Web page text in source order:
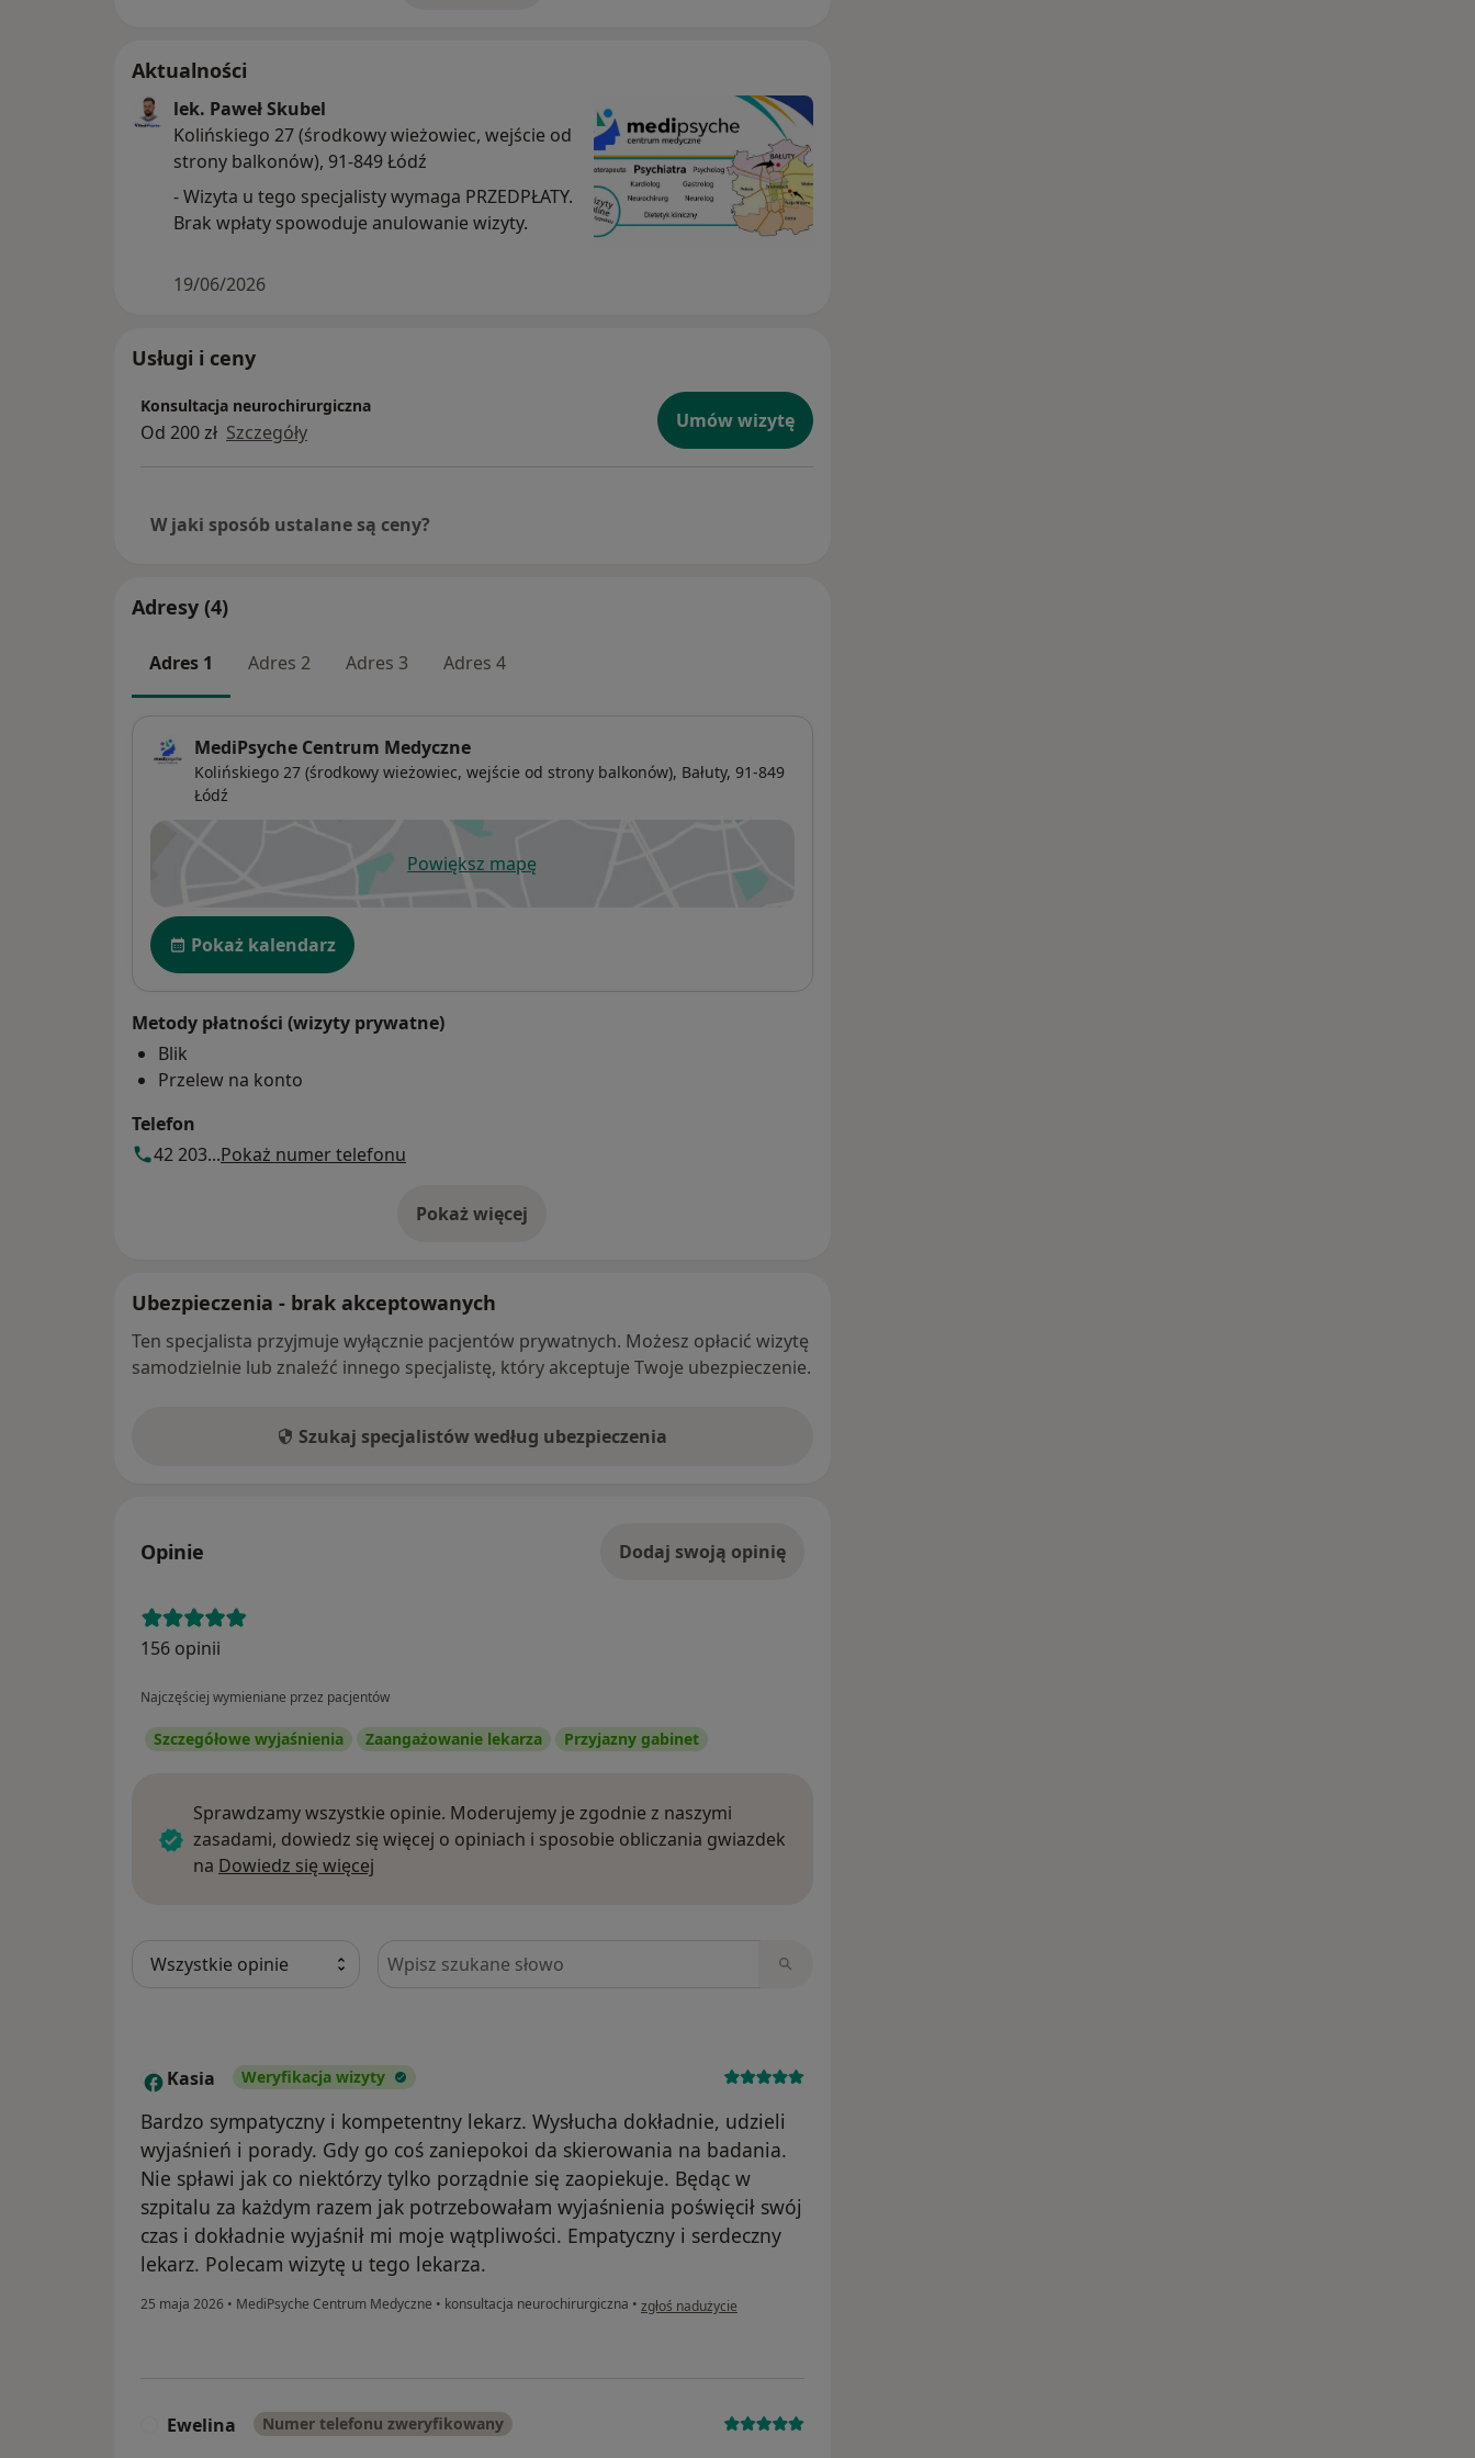
Aktualności
lek. Paweł Skubel
Kolińskiego 27 (środkowy wieżowiec, wejście od
strony balkonów), 91-849 Łódź
- Wizyta u tego specjalisty wymaga PRZEDPŁATY.
Brak wpłaty spowoduje anulowanie wizyty.
19/06/2026
Usługi i ceny
Konsultacja neurochirurgiczna
Od 200 zł Szczegóły Umów wizytę
W jaki sposób ustalane są ceny?
Adresy (4)
Adres 1 Adres 2 Adres 3 Adres 4
MediPsyche Centrum Medyczne
Kolińskiego 27 (środkowy wieżowiec, wejście od strony balkonów), Bałuty, 91-849
Łódź
Powiększ mapęotwiera się w nowej karcie
Dostępność
Pokaż kalendarz
Metody płatności (wizyty prywatne)
Blik
Przelew na konto
Telefon
42 203...Pokaż numer telefonu
Pokaż więcej
o adresie
Ubezpieczenia - brak akceptowanych
Ten specjalista przyjmuje wyłącznie pacjentów prywatnych. Możesz opłacić wizytę
samodzielnie lub znaleźć innego specjalistę, który akceptuje Twoje ubezpieczenie.
Szukaj specjalistów według ubezpieczenia
Opinie Dodaj swoją opinię
156 opinii
Najczęściej wymieniane przez pacjentów
Szczegółowe wyjaśnienia Zaangażowanie lekarza Przyjazny gabinet
Sprawdzamy wszystkie opinie. Moderujemy je zgodnie z naszymi
zasadami, dowiedz się więcej o opiniach i sposobie obliczania gwiazdek
na Dowiedz się więcej
Szukaj w opiniach
K Kasia Weryfikacja wizyty
Bardzo sympatyczny i kompetentny lekarz. Wysłucha dokładnie, udzieli
wyjaśnień i porady. Gdy go coś zaniepokoi da skierowania na badania.
Nie spławi jak co niektórzy tylko porządnie się zaopiekuje. Będąc w
szpitalu za każdym razem jak potrzebowałam wyjaśnienia poświęcił swój
czas i dokładnie wyjaśnił mi moje wątpliwości. Empatyczny i serdeczny
lekarz. Polecam wizytę u tego lekarza.
25 maja 2026 • MediPsyche Centrum Medyczne • konsultacja neurochirurgiczna • w opinii użytkownika Kasia
zgłoś nadużycie
Ewelina Numer telefonu zweryfikowany